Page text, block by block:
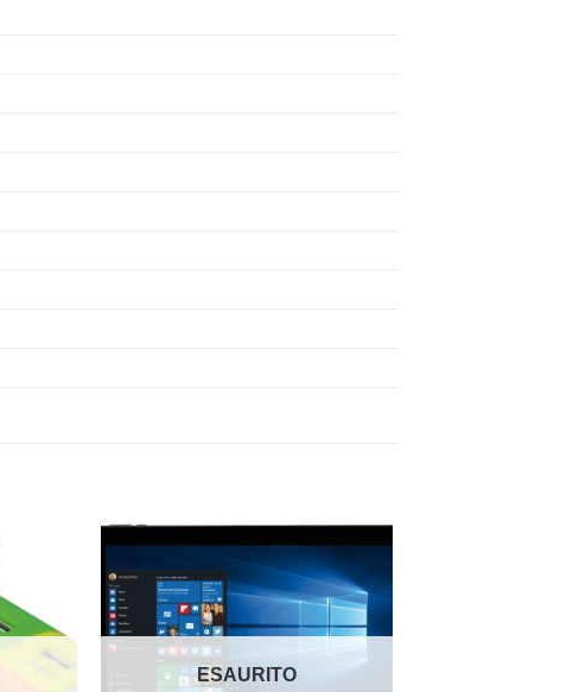
alla lista
dei
desideri
Aggiungi
alla lista
desideri
ESAURITO